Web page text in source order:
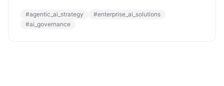
#agentic_ai_strategy #enterprise_ai_solutions
#ai_governance